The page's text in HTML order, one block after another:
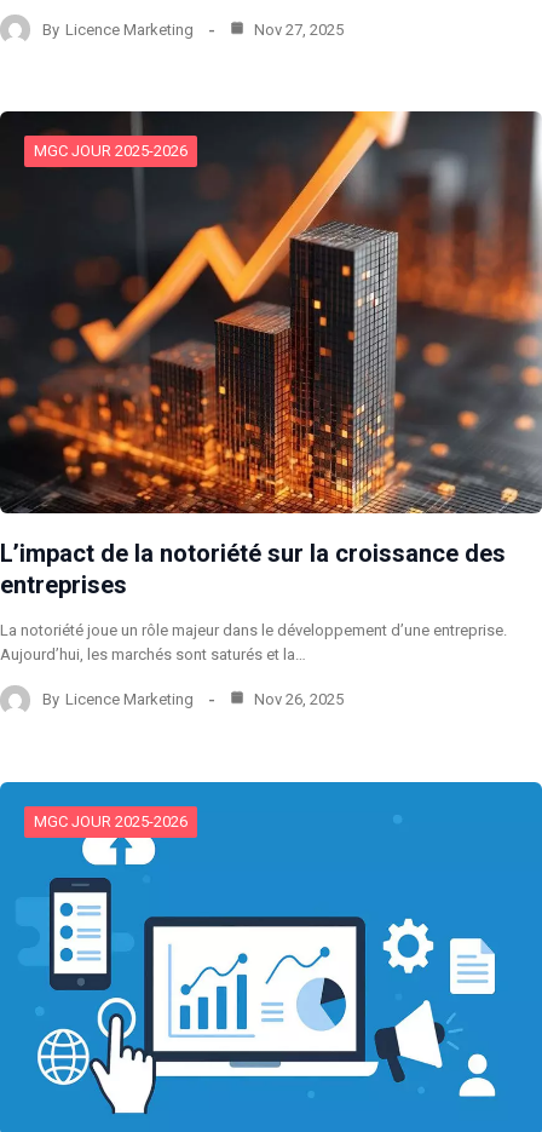
By Licence Marketing Nov 27, 2025
MGC JOUR 2025-2026
L’impact de la notoriété sur la croissance des
entreprises
La notoriété joue un rôle majeur dans le développement d’une entreprise.
Aujourd’hui, les marchés sont saturés et la…
By Licence Marketing Nov 26, 2025
MGC JOUR 2025-2026